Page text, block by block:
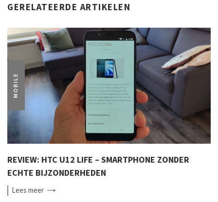
GERELATEERDE ARTIKELEN
MOBILE
REVIEW: HTC U12 LIFE – SMARTPHONE ZONDER
ECHTE BIJZONDERHEDEN
Leesmeer